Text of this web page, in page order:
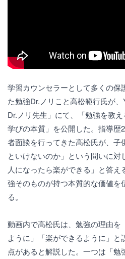
学習カウンセラーとして多くの保
た勉強Dr.ノリこと高松範行氏が
Dr.ノリ先生」にて、「勉強を教
学びの本質」を公開した。指導歴
者面談を行ってきた高松氏が、子
といけないのか」という問いに対
人になったら楽ができる」と答
強そのものが持つ本質的な価値を
る。
動画内で高松氏は、勉強の理由を
ように」「楽ができるように」と
点があると解説した。一つは「勉